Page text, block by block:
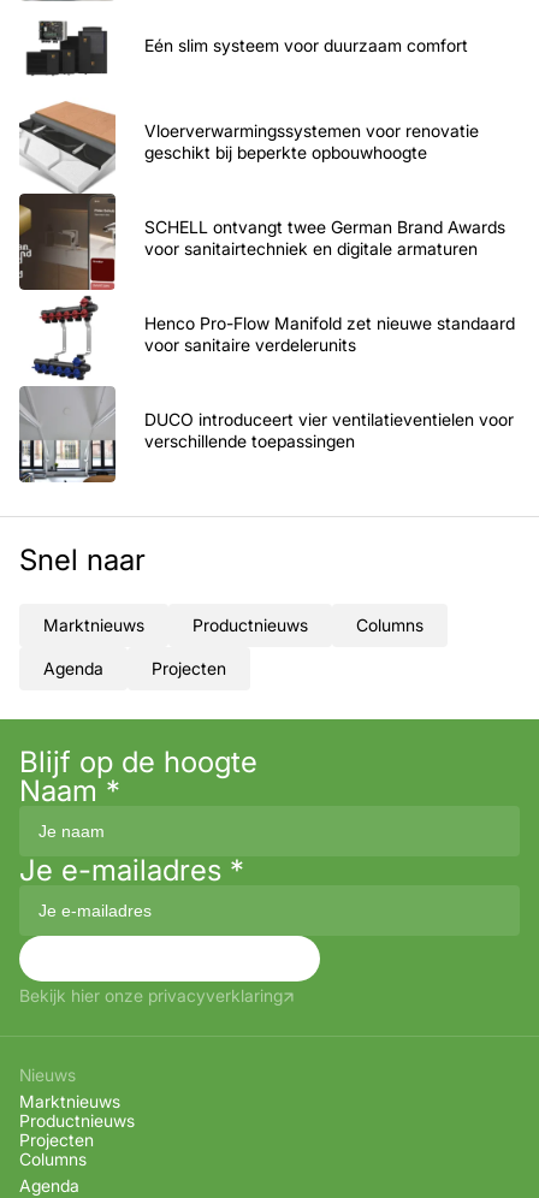
Eén slim systeem voor duurzaam comfort
Vloerverwarmingssystemen voor renovatie
geschikt bij beperkte opbouwhoogte
SCHELL ontvangt twee German Brand Awards
voor sanitairtechniek en digitale armaturen
Henco Pro-Flow Manifold zet nieuwe standaard
voor sanitaire verdelerunits
DUCO introduceert vier ventilatieventielen voor
verschillende toepassingen
Snel naar
Marktnieuws Productnieuws Columns
Agenda Projecten
Blijf op de hoogte
Naam *
Je e-mailadres *
Bekijk hier onze privacyverklaring
Nieuws
Marktnieuws
Productnieuws
Projecten
Columns
Agenda